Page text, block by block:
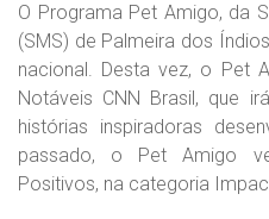
O Programa Pet Amigo, da
(SMS) de Palmeira dos
nacional. Desta vez, o Pet
Notáveis CNN Brasil, que
histórias inspiradoras
passado, o Pet Amigo
Positivos, na categoria